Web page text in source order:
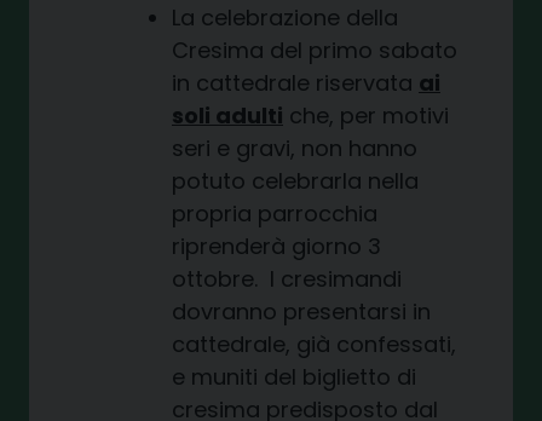
La celebrazione della
Cresima del primo sabato
in cattedrale riservata ai
soli adulti che, per motivi
seri e gravi, non hanno
potuto celebrarla nella
propria parrocchia
riprenderà giorno 3
ottobre. I cresimandi
dovranno presentarsi in
cattedrale, già confessati,
e muniti del biglietto di
cresima predisposto dal